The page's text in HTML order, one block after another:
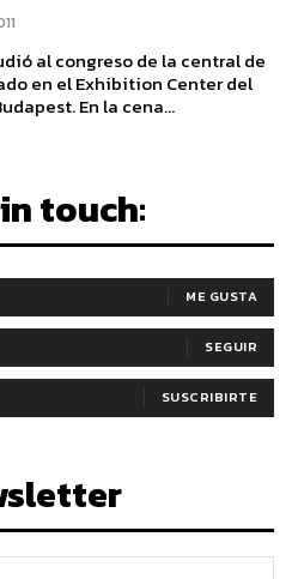
en el Exhibition Center del
En la cena...
touch:
ME GUSTA
SEGUIR
SUSCRIBIRTE